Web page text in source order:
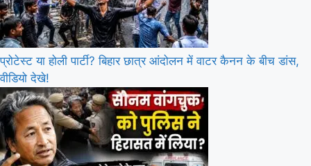
प्रोटेस्ट या होली पार्टी? बिहार छात्र आंदोलन में वाटर कैनन के बीच डांस,
वीडियो देखे!